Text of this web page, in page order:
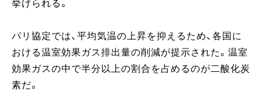
挙げられる。
パリ協定では、平均気温の上昇を抑えるため、各国に
おける温室効果ガス排出量の削減が提示された。温室
効果ガスの中で半分以上の割合を占めるのが二酸化炭
素だ。